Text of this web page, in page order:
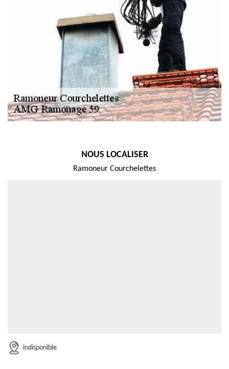
NOUS LOCALISER
Ramoneur Courchelettes
indisponible